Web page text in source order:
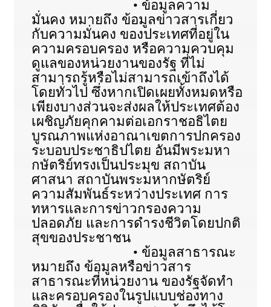
• ข้อมูลความ
มั่นคง หมายถึง ข้อมูลข่าวสารเกี่ยว
กับความมั่นคง ของประเทศที่อยู่ใน
ความครอบครอง หรือความควบคุม
ดูแลของหน่วยงานของรัฐ ที่ไม่
สามารถรู้หรือไม่สามารถเข้าถึงได้
โดยทั่วไป ซึ่งหากเปิดเผยทั้งหมดหรือ
เพียงบางส่วนจะส่งผลให้ประเทศต้อง
เผชิญภัยคุกคามต่อเอกราชอธิไตย
บูรณภาพแห่งอาณาเขตการปกครอง
ระบอบประชาธิปไตย อันมีพระมหา
กษัตริย์ทรงเป็นประมุข สถาบัน
ศาสนา สถาบันพระมหากษัตริย์
ความสัมพันธ์ระหว่างประเทศ การ
ทหารและการข่าวกรองความ
ปลอดภัย และการดำรงชีวิตโดยปกติ
สุขของประชาชน
• ข้อมูลสาธารณะ
หมายถึง ข้อมูลหรือข่าวสาร
สาธารณะที่หน่วยงาน ของรัฐจัดทำ
และครอบครองในรูปแบบช่องทาง